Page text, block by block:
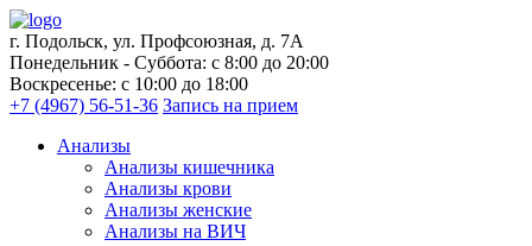
г. Подольск, ул. Профсоюзная, д. 7А
Понедельник - Суббота: с 8:00 до 20:00
Воскресенье: с 10:00 до 18:00
+7 (4967) 56-51-36 Запись на прием
Анализы
Анализы кишечника
Анализы крови
Анализы женские
Анализы на ВИЧ